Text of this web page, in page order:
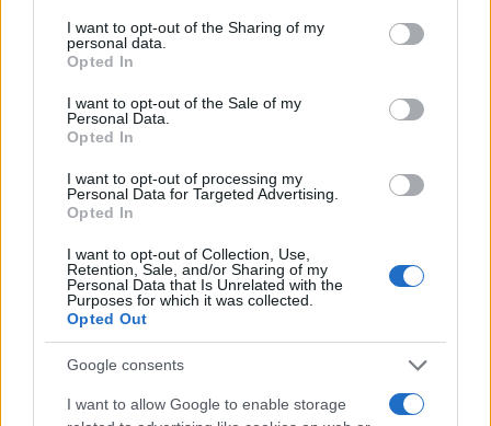
not limited to your visit or usage behaviour. You may click to
grant or deny consent to Google and its third-party tags to
use your data for below specified purposes in below Google
consent section.
I want to opt-out of the Sharing of my
personal data.
Opted In
I want to opt-out of the Sale of my
Personal Data.
Opted In
I want to opt-out of processing my
Personal Data for Targeted Advertising.
Opted In
I want to opt-out of Collection, Use,
Retention, Sale, and/or Sharing of my
Personal Data that Is Unrelated with the
Purposes for which it was collected.
Opted Out
Google consents
I want to allow Google to enable storage
στις προσπάθειες όλων των παιδιών εδώ στους
Ολυμπιακούς Αγώνες
από το αμυντικό μας πλάνο για το πού θα
καθοδηγήσουμε τους Γερμανούς, αυτό που μας
πρωταθλήτρια κόσμου, δεν ήταν εύκολο και είμαι
περήφανος για την προσπάθεια της ομάδας αυτής